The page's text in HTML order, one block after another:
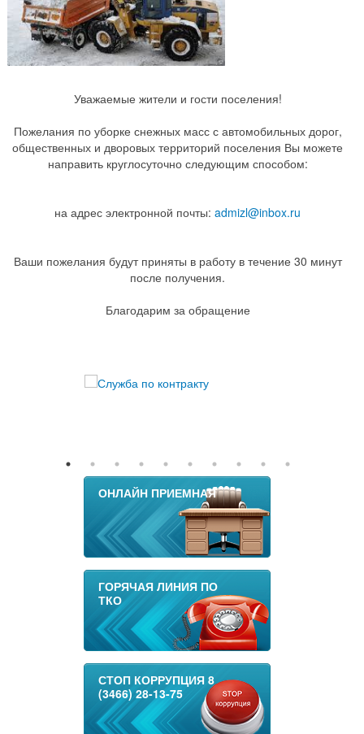
Уважаемые жители и гости поселения!
Пожелания по уборке снежных масс с автомобильных дорог,
общественных и дворовых территорий поселения Вы можете
направить круглосуточно следующим способом:
на адрес электронной почты: admizl@inbox.ru
Ваши пожелания будут приняты в работу в течение 30 минут
после получения.
Благодарим за обращение
ОНЛАЙН ПРИЕМНАЯ
ГОРЯЧАЯ ЛИНИЯ ПО
ТКО
СТОП КОРРУПЦИЯ 8
(3466) 28-13-75